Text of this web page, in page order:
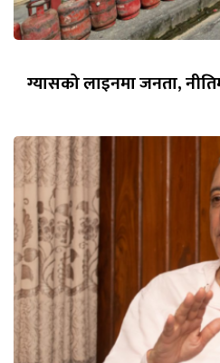
ग्यासको लाइनमा जनता,